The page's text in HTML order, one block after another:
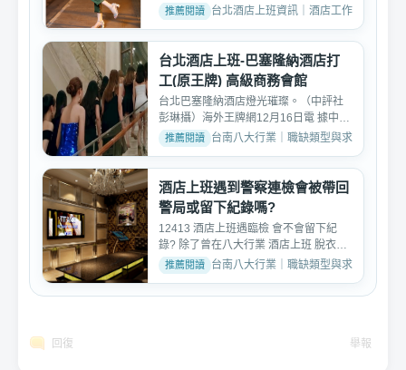
蜜可愛，穿出你的簡約時尚...
台北酒店上班資訊｜酒店工作內容與薪
台北酒店上班-巴塞隆納酒店打
工(原王牌) 高級商務會館
台北巴塞隆納酒店燈光璀璨。（中評社
彭琳攝）海外王牌網12月16日電 據中評
社報道，台北東方...台南八大行業｜職缺類型與求職討論 ·
酒店上班遇到警察連檢會被帶回
警局或留下紀錄嗎?
12413 酒店上班遇臨檢 會不會留下紀
錄? 除了曾在八大行業 酒店上班 脫衣陪
酒 遇臨檢 小姐們赤裸...
台南八大行業｜職缺類型與求職討論 ·
回復 舉報